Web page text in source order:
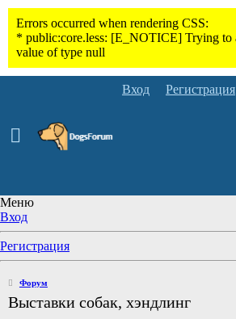
Вход Регистрация
Меню
Вход
Регистрация
Форум
Выставки собак, хэндлинг